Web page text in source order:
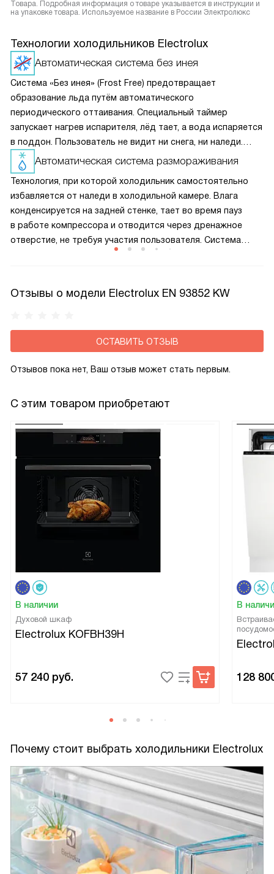
Товара. Подробная информация о товаре указывается в инструкции и
на упаковке товара. Используемое название в России Электролюкс
Технологии холодильников Electrolux
Автоматическая система без инея
Система «Без инея» (Frost Free) предотвращает
образование льда путём автоматического
периодического оттаивания. Специальный таймер
запускает нагрев испарителя, лёд тает, а вода испаряется
в поддон. Пользователь не видит ни снега, ни наледи.
Холодильник работает без потери эффективности,
а продукты не замерзают в комок.
Автоматическая система размораживания
Технология, при которой холодильник самостоятельно
избавляется от наледи в холодильной камере. Влага
конденсируется на задней стенке, тает во время пауз
в работе компрессора и отводится через дренажное
отверстие, не требуя участия пользователя. Система
Отзывы о модели Electrolux EN 93852 KW
ОСТАВИТЬ ОТЗЫВ
Отзывов пока нет, Ваш отзыв может стать первым.
С этим товаром приобретают
В наличии
Духовой шкаф
Electrolux KOFBH39H
57 240 руб.
В
128
Почему стоит выбрать холодильники Electrolux